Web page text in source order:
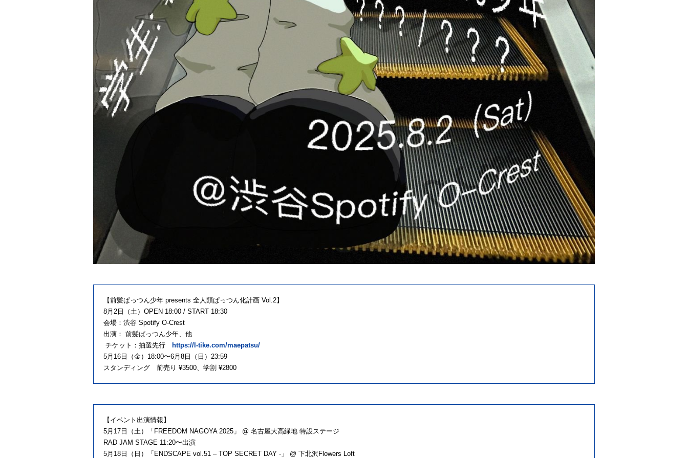
【前髪ぱっつん少年 presents 全人類ぱっつん化計画 Vol.2】
8月2日（土）OPEN 18:00 / START 18:30
会場：渋谷 Spotify O-Crest
出演： 前髪ぱっつん少年、他
チケット：抽選先行 https://l-tike.com/maepatsu/
5月16日（金）18:00〜6月8日（日）23:59
スタンディング 前売り ¥3500、学割 ¥2800
【イベント出演情報】
5月17日（土）「FREEDOM NAGOYA 2025」 @ 名古屋大高緑地 特設ステージ
RAD JAM STAGE 11:20〜出演
5月18日（日）「ENDSCAPE vol.51 – TOP SECRET DAY -」 @ 下北沢Flowers Loft